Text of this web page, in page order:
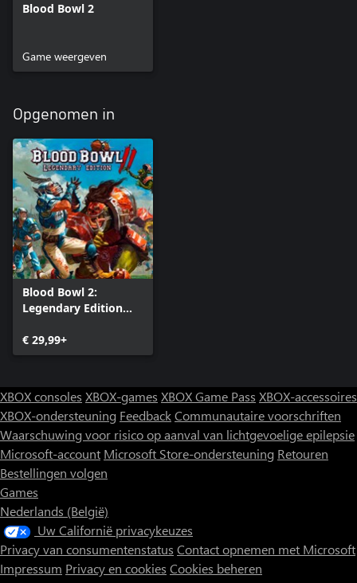
Blood Bowl 2
Game weergeven
Opgenomen in
Blood Bowl 2:
Legendary Edition
€ 29,99+
XBOX consoles XBOX-games XBOX Game Pass XBOX-accessoires
XBOX-ondersteuning FeedbackCommunautaire voorschriften
Waarschuwing voor risico op aanval van lichtgevoelige epilepsie
Microsoft-account Microsoft Store-ondersteuning Retouren
Bestellingen volgen
Games
Nederlands (België)
Uw Californië privacykeuzes
Privacy van consumentenstatus Contact opnemen met Microsoft
Impressum Privacy en cookies Cookies beheren